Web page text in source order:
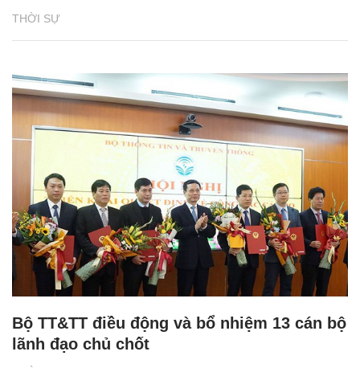
THỜI SỰ
Bộ TT&TT điều động và bổ nhiệm 13 cán bộ
lãnh đạo chủ chốt